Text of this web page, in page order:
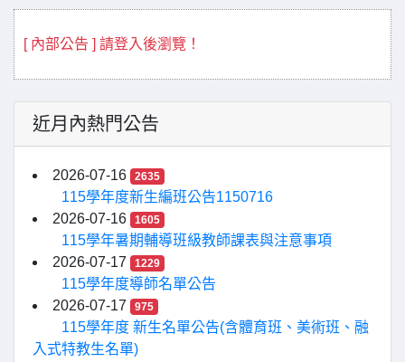
[ 內部公告 ] 請登入後瀏覽！
近月內熱門公告
2026-07-16 2635
115學年度新生編班公告1150716
2026-07-16
1605
115學年暑期輔導班級教師課表與注意事項
2026-07-17
1229
115學年度導師名單公告
2026-07-17
975
115學年度 新生名單公告(含體育班、美術班、融
入式特教生名單)